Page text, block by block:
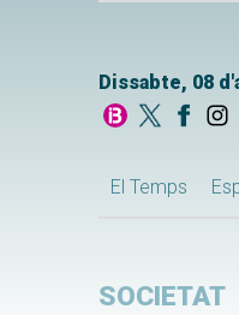
Dissabte, 08
El Temps
SOCIETAT